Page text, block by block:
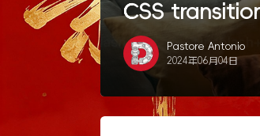
CSS
Pastore Antonio
2024年06月04日